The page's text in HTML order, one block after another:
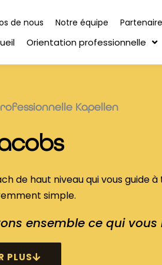
de nous Notre équipe
Orientation professionnelle
Kapellen
de haut niveau qui vous guide
simple.
ensemble ce qui
PLUS